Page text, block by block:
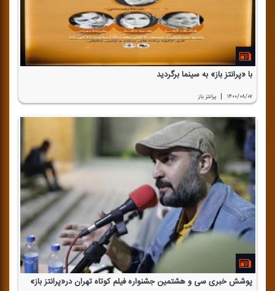
با «پرانتز باز» به سینما برگردید
۱۴۰۰/۰۸/۰۷ | پرانتز باز
پوشش خبری سی و هشتمین جشنواره فیلم كوتاه تهران در«پرانتز باز»